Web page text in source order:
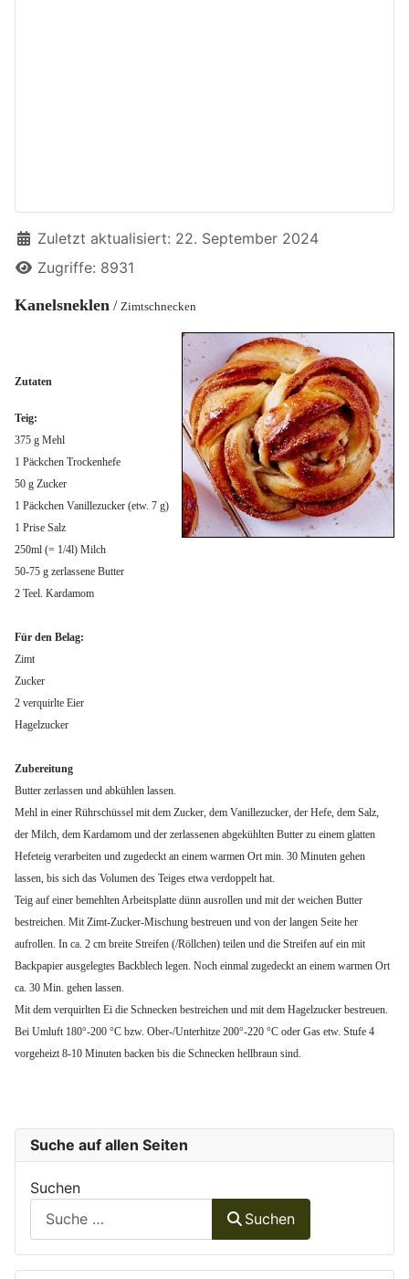
DetailsZuletzt aktualisiert: 22. September 2024
Zugriffe: 8931
Kanelsneklen / Zimtschnecken
Zutaten
Teig:
375 g Mehl
1 Päckchen Trockenhefe
50 g Zucker
1 Päckchen Vanillezucker (etw. 7 g)
1 Prise Salz
250ml (= 1/4l) Milch
50-75 g zerlassene Butter
2 Teel. Kardamom
Für den Belag:
Zimt
Zucker
2 verquirlte Eier
Hagelzucker
Zubereitung
Butter zerlassen und abkühlen lassen.
Mehl in einer Rührschüssel mit dem Zucker, dem Vanillezucker, der Hefe, dem Salz,
der Milch, dem Kardamom und der zerlassenen abgekühlten Butter zu einem glatten
Hefeteig verarbeiten und zugedeckt an einem warmen Ort min. 30 Minuten gehen
lassen, bis sich das Volumen des Teiges etwa verdoppelt hat.
Teig auf einer bemehlten Arbeitsplatte dünn ausrollen und mit der weichen Butter
bestreichen. Mit Zimt-Zucker-Mischung bestreuen und von der langen Seite her
aufrollen. In ca. 2 cm breite Streifen (/Röllchen) teilen und die Streifen auf ein mit
Backpapier ausgelegtes Backblech legen. Noch einmal zugedeckt an einem warmen Ort
ca. 30 Min. gehen lassen.
Mit dem verquirlten Ei die Schnecken bestreichen und mit dem Hagelzucker bestreuen.
Bei Umluft 180°-200 °C bzw. Ober-/Unterhitze 200°-220 °C oder Gas etw. Stufe 4
vorgeheizt 8-10 Minuten backen bis die Schnecken hellbraun sind.
Suche auf allen Seiten
Suchen
Suchen